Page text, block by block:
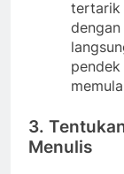
tertarik
3.
Menulis